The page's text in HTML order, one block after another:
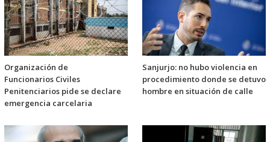
Organización de
Funcionarios Civiles
Penitenciarios pide se declare
emergencia carcelaria
Sanjurjo: no hubo violencia en
procedimiento donde se detuvo
hombre en situación de calle